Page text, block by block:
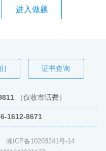
进入做题
证书查询
（仅收市话费）
1612-8671
湘ICP备10203241号-14